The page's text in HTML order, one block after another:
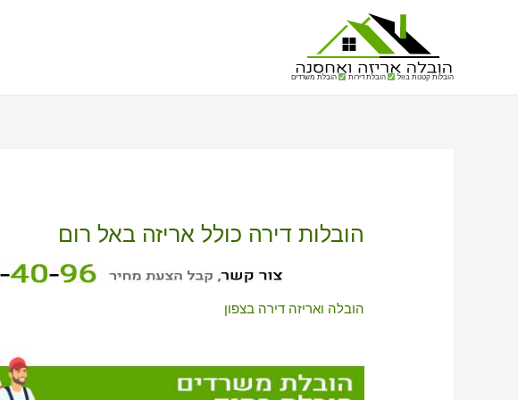
הובלות קטנות בזול הובלת דירות הובלת משרדים
הובלות דירה כולל אריזה באל רום
הובלה ואריזה דירה בצפון